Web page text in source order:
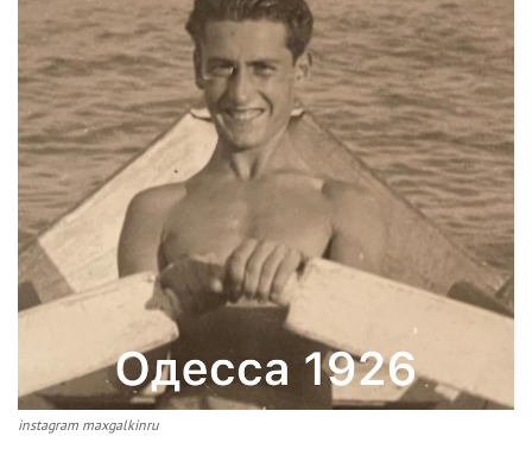
instagram maxgalkinru